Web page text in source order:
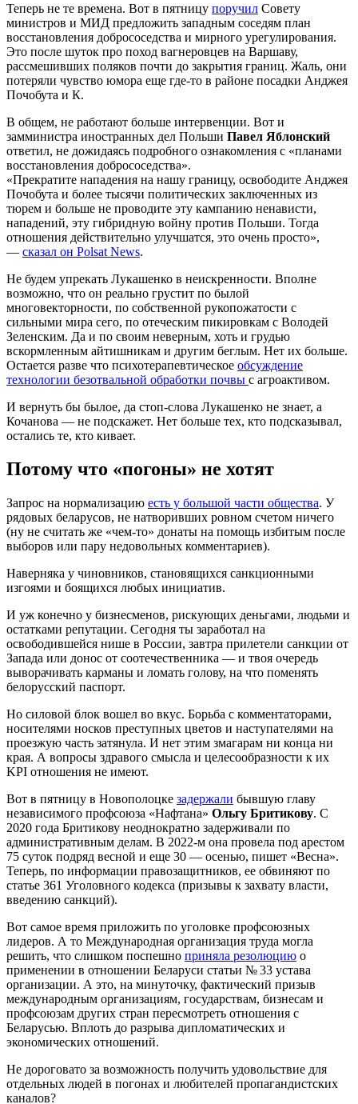
Теперь не те времена. Вот в пятницу поручил Совету
министров и МИД предложить западным соседям план
восстановления добрососедства и мирного урегулирования.
Это после шуток про поход вагнеровцев на Варшаву,
рассмешивших поляков почти до закрытия границ. Жаль, они
потеряли чувство юмора еще где-то в районе посадки Анджея
Почобута и К.
В общем, не работают больше интервенции. Вот и
замминистра иностранных дел Польши Павел Яблонский
ответил, не дожидаясь подробного ознакомления с «планами
восстановления добрососедства».
«Прекратите нападения на нашу границу, освободите Анджея
Почобута и более тысячи политических заключенных из
тюрем и больше не проводите эту кампанию ненависти,
нападений, эту гибридную войну против Польши. Тогда
отношения действительно улучшатся, это очень просто»,
— сказал он Polsat News.
Не будем упрекать Лукашенко в неискренности. Вполне
возможно, что он реально грустит по былой
многовекторности, по собственной рукопожатости с
сильными мира сего, по отеческим пикировкам с Володей
Зеленским. Да и по своим неверным, хоть и грудью
вскормленным айтишникам и другим беглым. Нет их больше.
Остается разве что психотерапевтическое обсуждение
технологии безотвальной обработки почвы с агроактивом.
И вернуть бы былое, да стоп-слова Лукашенко не знает, а
Кочанова — не подскажет. Нет больше тех, кто подсказывал,
остались те, кто кивает.
Потому что «погоны» не хотят
Запрос на нормализацию есть у большой части общества. У
рядовых беларусов, не натворивших ровном счетом ничего
(ну не считать же «чем-то» донаты на помощь избитым после
выборов или пару недовольных комментариев).
Наверняка у чиновников, становящихся санкционными
изгоями и боящихся любых инициатив.
И уж конечно у бизнесменов, рискующих деньгами, людьми и
остатками репутации. Сегодня ты заработал на
освободившейся нише в России, завтра прилетели санкции от
Запада или донос от соотечественника — и твоя очередь
выворачивать карманы и ломать голову, на что поменять
белорусский паспорт.
Но силовой блок вошел во вкус. Борьба с комментаторами,
носителями носков преступных цветов и наступателями на
проезжую часть затянула. И нет этим змагарам ни конца ни
края. А вопросы здравого смысла и целесообразности к их
KPI отношения не имеют.
Вот в пятницу в Новополоцке задержали бывшую главу
независимого профсоюза «Нафтана» Ольгу Бритикову. С
2020 года Бритикову неоднократно задерживали по
административным делам. В 2022-м она провела под арестом
75 суток подряд весной и еще 30 — осенью, пишет «Весна».
Теперь, по информации правозащитников, ее обвиняют по
статье 361 Уголовного кодекса (призывы к захвату власти,
введению санкций).
Вот самое время приложить по уголовке профсоюзных
лидеров. А то Международная организация труда могла
решить, что слишком поспешно приняла резолюцию о
применении в отношении Беларуси статьи № 33 устава
организации. А это, на минуточку, фактический призыв
международным организациям, государствам, бизнесам и
профсоюзам других стран пересмотреть отношения с
Беларусью. Вплоть до разрыва дипломатических и
экономических отношений.
Не дороговато за возможность получить удовольствие для
отдельных людей в погонах и любителей пропагандистских
каналов?